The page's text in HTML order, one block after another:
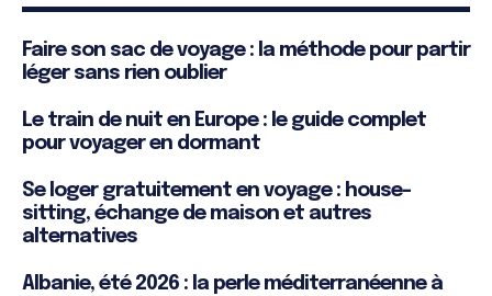
Faire son sac de voyage : la méthode pour partir
léger sans rien oublier
Le train de nuit en Europe : le guide complet
pour voyager en dormant
Se loger gratuitement en voyage : house-
sitting, échange de maison et autres
alternatives
Albanie, été 2026 : la perle méditerranéenne à